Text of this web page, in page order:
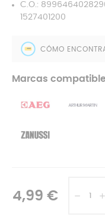
C.O.:
1527401200
CÓMO
Marcas
4,99 €